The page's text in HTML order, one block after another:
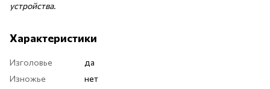
устройства.
Характеристики
Изголовье
да
Изножье
нет